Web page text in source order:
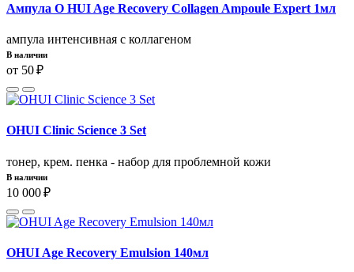
Ампула O HUI Age Recovery Collagen Ampoule Expert 1мл
ампула интенсивная с коллагеном
В наличии
от 50 ₽
OHUI Clinic Science 3 Set
тонер, крем. пенка - набор для проблемной кожи
В наличии
10 000 ₽
OHUI Age Recovery Emulsion 140мл